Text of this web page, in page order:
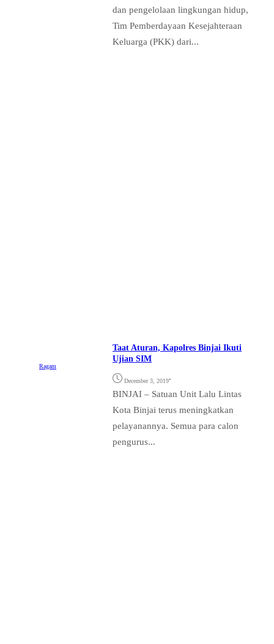
dan pengelolaan lingkungan hidup,
Tim Pemberdayaan Kesejahteraan
Keluarga (PKK) dari...
Ragam
Taat Aturan, Kapolres Binjai Ikuti
Ujian SIM
December 3, 2019•
BINJAI – Satuan Unit Lalu Lintas
Kota Binjai terus meningkatkan
pelayanannya. Semua para calon
pengurus...